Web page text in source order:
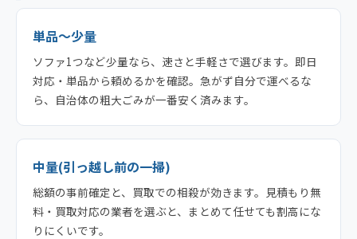
単品〜少量
ソファ1つなど少量なら、速さと手軽さで選びます。即日
対応・単品から頼めるかを確認。急がず自分で運べるな
ら、自治体の粗大ごみが一番安く済みます。
中量(引っ越し前の一掃)
総額の事前確定と、買取での相殺が効きます。見積もり無
料・買取対応の業者を選ぶと、まとめて任せても割高にな
りにくいです。